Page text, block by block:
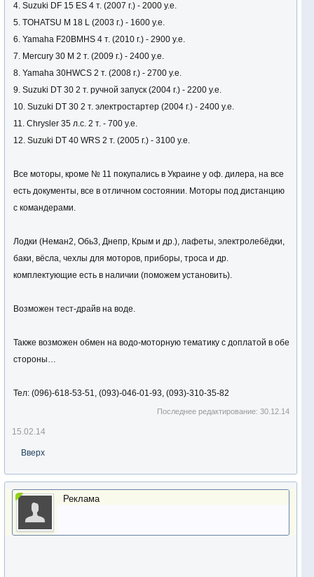
4. Suzuki DF 15 ES 4 т. (2007 г.) - 2000 у.е.
5. TOHATSU M 18 L (2003 г.) - 1600 у.е.
6. Yamaha F20BMHS 4 т. (2010 г.) - 2900 у.е.
7. Mercury 30 M 2 т. (2009 г.) - 2400 у.е.
8. Yamaha 30HWCS 2 т. (2008 г.) - 2700 у.е.
9. Suzuki DT 30 2 т. ручной запуск (2004 г.) - 2200 у.е.
10. Suzuki DT 30 2 т. электростартер (2004 г.) - 2400 у.е.
11. Chrysler 35 л.с. 2 т. - 700 у.е.
12. Suzuki DT 40 WRS 2 т. (2005 г.) - 3100 у.е.
Все моторы, кроме № 11 покупались в Украине у оф. дилера, на все
есть документы, все в отличном состоянии. Моторы под дистанцию
с командерами.
Лодки (Неман2, Обь3, Днепр, Крым и др.), лафеты, электролебёдки,
баки, вёсла, чехлы для моторов, приборы, троса и др.
комплектующие есть в наличии (поможем установить).
Возможен тест-драйв на воде.
Также возможен обмен на водо-моторную тематику с доплатой в обе
стороны…
Тел: (096)-618-53-51, (093)-046-01-93, (093)-310-35-82
Последнее редактирование:30.12.14
15.02.14
Вверх
Реклама